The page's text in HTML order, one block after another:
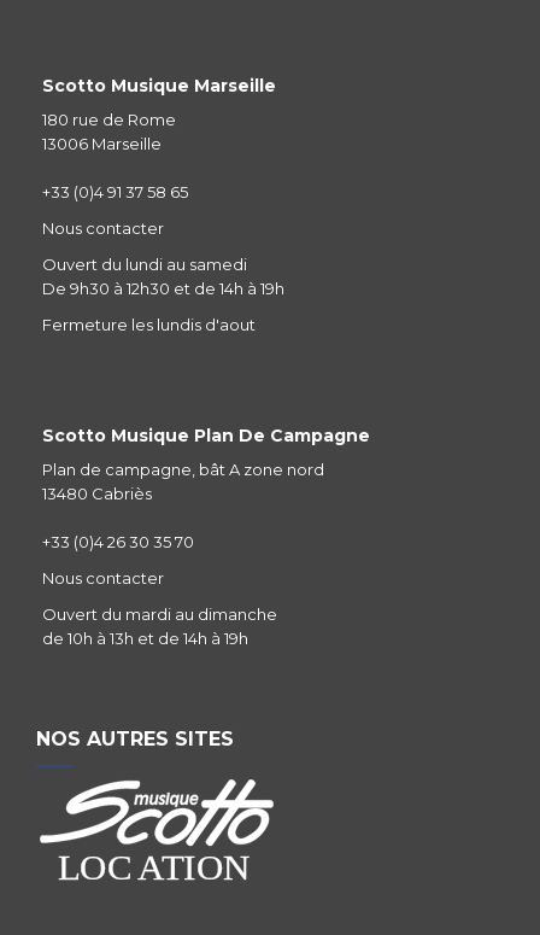
Scotto Musique Marseille
180 rue de Rome
13006 Marseille
+33 (0)4 91 37 58 65
Nous contacter
Ouvert du lundi au samedi
De 9h30 à 12h30 et de 14h à 19h
Fermeture les lundis d'aout
Scotto Musique Plan De Campagne
Plan de campagne, bât A zone nord
13480 Cabriès
+33 (0)4 26 30 35 70
Nous contacter
Ouvert du mardi au dimanche
de 10h à 13h et de 14h à 19h
NOS AUTRES SITES